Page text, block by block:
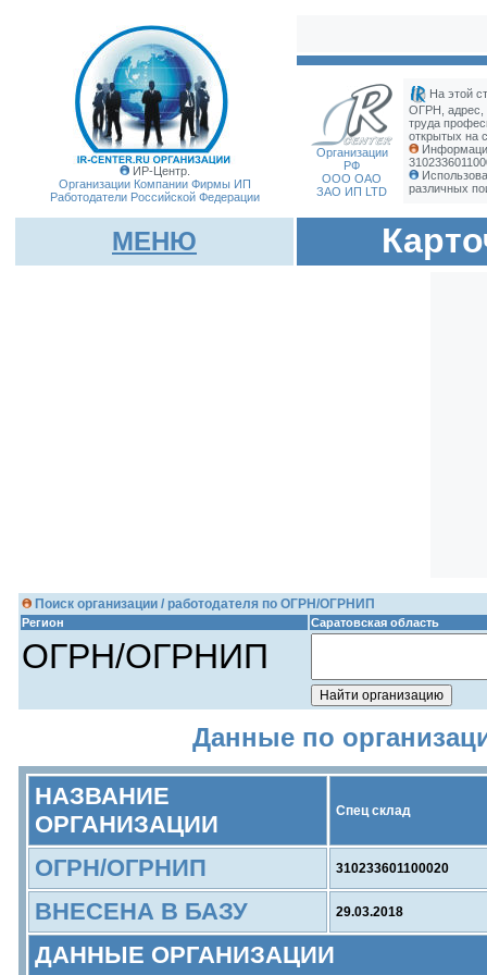
ИР-Центр.
Организации Компании Фирмы ИП
Работодатели Российской Федерации
Организации
РФ
ООО ОАО
ЗАО ИП LTD
На этой
ОГРН, адрес,
труда
открытых на
различных
МЕНЮ
Поиск организации / работодателя по ОГРН/ОГРНИП
Регион Саратовская область
ОГРН/ОГРНИП
Данные по
НАЗВАНИЕ
ОРГАНИЗАЦИИ
Спец склад
ОГРН/ОГРНИП 310233601100020
ВНЕСЕНА В БАЗУ 29.03.2018
ДАННЫЕ ОРГАНИЗАЦИИ